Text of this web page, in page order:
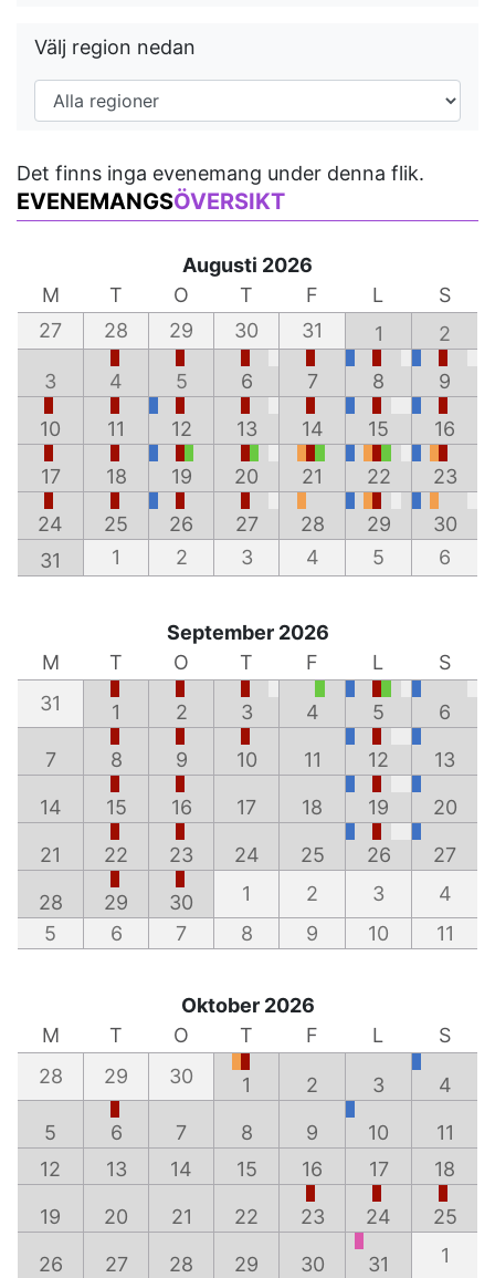
Välj region nedan
Det finns inga evenemang under denna flik.
EVENEMANGSÖVERSIKT
Augusti 2026
M
T O T F L
S
27
28 29 30 31 1 2
3 4 5 6 7 8 9
10 11 12 13 14 15 16
17 18 19 20 21 22 23
24 25 26 27 28 29
30
31
1 2 3 4 5 6
September 2026
M
T O T F L
S
31
1 2 3 4 5 6
7 8 9 10 11 12 13
14 15 16 17 18 19 20
21 22 23 24 25 26 27
28 29 30 1 2 3
4
5
6 7 8 9 10 11
Oktober 2026
M
T O T F L
S
28
29 30 1 2 3 4
5 6 7 8 9 10
11
12
13 14 15 16 17 18
19 20 21 22 23 24 25
26 27 28 29 30 31
1